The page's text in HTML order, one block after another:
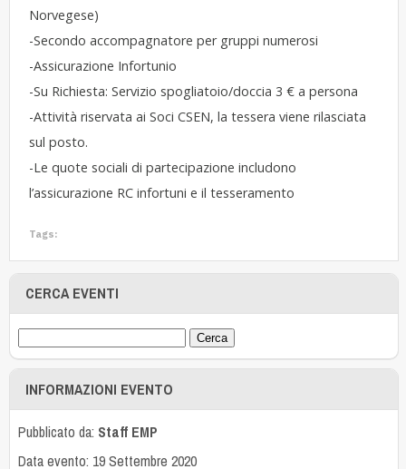
Norvegese)
-Secondo accompagnatore per gruppi numerosi
-Assicurazione Infortunio
-Su Richiesta: Servizio spogliatoio/doccia 3 € a persona
-Attività riservata ai Soci CSEN, la tessera viene rilasciata
sul posto.
-Le quote sociali di partecipazione includono
l’assicurazione RC infortuni e il tesseramento
Tags:
CERCA EVENTI
INFORMAZIONI EVENTO
Pubblicato da: Staff EMP
Data evento: 19 Settembre 2020